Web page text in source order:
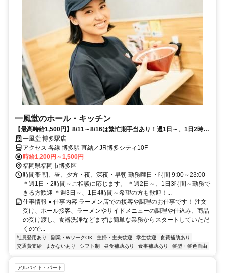
一風堂のホール・キッチン
【最高時給1,500円】8/11～8/16は繁忙期手当あり！週1日～、1日2時間
～OK！
一風堂 博多駅店
アクセス 各線 博多駅 直結／JR博多シティ10F
時給1,200円～1,500円
福岡県福岡市博多区
時間帯 朝、昼、夕方・夜、深夜・早朝 勤務曜日・時間 9:00～23:00
＊週1日・2時間～ご相談に応じます。 ＊週2日～、1日3時間～勤務で
きる方歓迎 ＊週3日～、1日4時間～希望の方も歓迎！...
仕事情報 ● 仕事内容 ラーメン店での接客や調理のお仕事です！ 注文
受け、ホール接客、ラーメンやサイドメニューの調理や仕込み、商品
の受け渡し、食器洗浄などまずは簡単な業務からスタートしていただ
くので...
社員登用あり 副業・WワークOK 主婦・主夫歓迎 学生歓迎
食費補助あり
交通費支給
まかないあり シフト制 昼食補助あり 食事補助あり 髪型・髪色自由
アルバイト・パート